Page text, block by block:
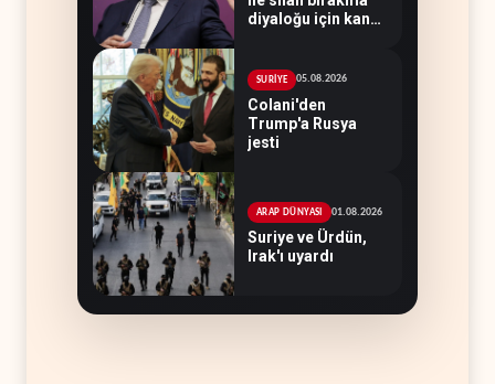
diyaloğu için kanal
SURİYE 05.08.2026
Colani'den
Trump'a Rusya
jesti
ARAP DÜNYASI 01.08.2026
Suriye ve Ürdün,
Irak'ı uyardı